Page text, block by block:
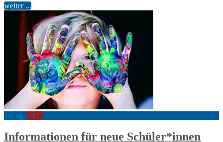
weiter ...
1 Aug. 2022
Informationen für neue Schüler*innen